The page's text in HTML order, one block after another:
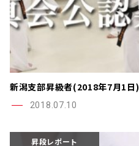
新潟支部昇級者(2018年7月1日)
2018.07.10
昇段レポート